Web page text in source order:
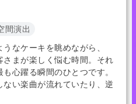
間演出
なケーキを眺めながら、
さまが楽しく悩む時間。それ
心躍る瞬間のひとつです。
ない楽曲が流れていたり、逆